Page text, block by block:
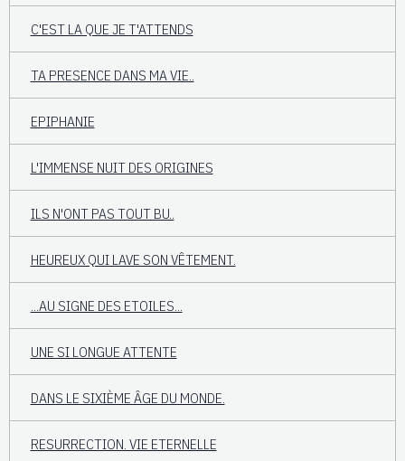
C'EST LA QUE JE T'ATTENDS
TA PRESENCE DANS MA VIE..
EPIPHANIE
L'IMMENSE NUIT DES ORIGINES
ILS N'ONT PAS TOUT BU..
HEUREUX QUI LAVE SON VÊTEMENT.
...AU SIGNE DES ETOILES...
UNE SI LONGUE ATTENTE
DANS LE SIXIÈME ÂGE DU MONDE.
RESURRECTION. VIE ETERNELLE